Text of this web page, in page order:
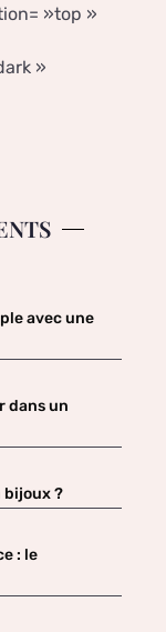
»top »
»
avec une
dans un
bijoux ?
: le